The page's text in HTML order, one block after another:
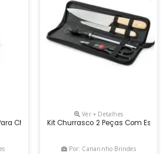
Churrasco, Um Espeto 10 Mm, 01 Espeto
Ver + Detalhes
Kit Churrasco 2 Peças Com
Por: Canarinho Brindes